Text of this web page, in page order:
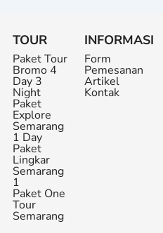
TOUR
Paket Tour
Bromo 4
Day 3
Night
Paket
Explore
Semarang
1 Day
Paket
Lingkar
Semarang
1
Paket One
Tour
Semarang
INFORMASI
Form
Pemesanan
Artikel
Kontak